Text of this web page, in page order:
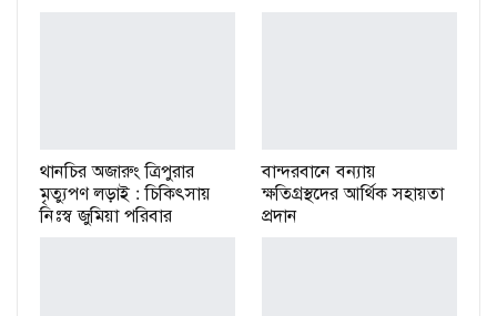
থানচির অজারুং ত্রিপুরার
মৃত্যুপণ লড়াই : চিকিৎসায়
নিঃস্ব জুমিয়া পরিবার
বান্দরবানে বন্যায়
ক্ষতিগ্রস্থদের আর্থিক সহায়তা
প্রদান